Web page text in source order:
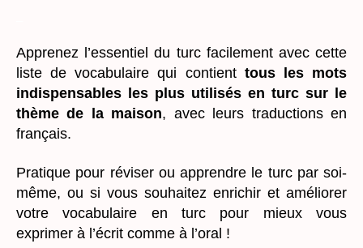
Apprenez l’essentiel du turc facilement avec cette
liste de vocabulaire qui contient tous les mots
indispensables les plus utilisés en turc sur le
thème de la maison, avec leurs traductions en
français.
Pratique pour réviser ou apprendre le turc par soi-
même, ou si vous souhaitez enrichir et améliorer
votre vocabulaire en turc pour mieux vous
exprimer à l’écrit comme à l’oral !